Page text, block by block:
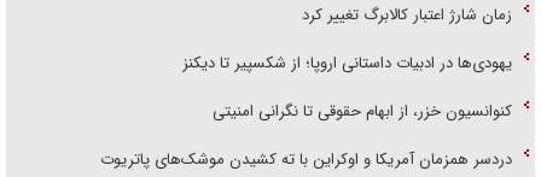
زمان شارژ اعتبار کالابرگ تغییر کرد
یهودی‌ها در ادبیات داستانی اروپا؛ از شکسپیر تا دیکنز
کنوانسیون خزر، از ابهام حقوقی تا نگرانی امنیتی
دردسر همزمان آمریکا و اوکراین با ته کشیدن موشک‌های پاتریوت